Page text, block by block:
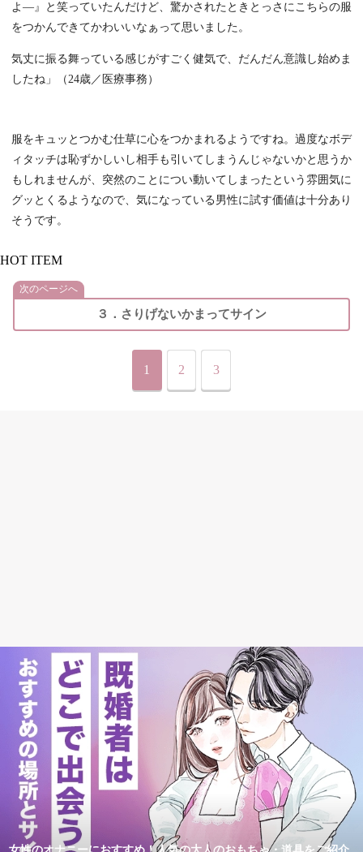
よ―』と笑っていたんだけど、驚かされたときとっさにこちらの服
をつかんできてかわいいなぁって思いました。
気丈に振る舞っている感じがすごく健気で、だんだん意識し始めま
したね」（24歳／医療事務）
服をキュッとつかむ仕草に心をつかまれるようですね。過度なボデ
ィタッチは恥ずかしいし相手も引いてしまうんじゃないかと思うか
もしれませんが、突然のことについ動いてしまったという雰囲気に
グッとくるようなので、気になっている男性に試す価値は十分あり
そうです。
HOT ITEM
次のページへ
３．さりげないかまってサイン
1 2 3